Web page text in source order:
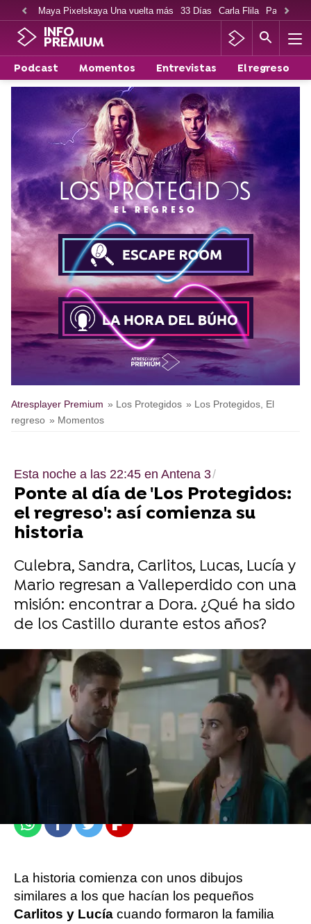
Maya Pixelskaya Una vuelta más 33 Días Carla Flila Paco
INFO
PREMIUM
Podcast Momentos Entrevistas El regreso
Atresplayer Premium » Los Protegidos » Los Protegidos, El
regreso » Momentos
Esta noche a las 22:45 en Antena 3
Ponte al día de 'Los Protegidos:
el regreso': así comienza su
historia
Culebra, Sandra, Carlitos, Lucas, Lucía y
Mario regresan a Valleperdido con una
misión: encontrar a Dora. ¿Qué ha sido
de los Castillo durante estos años?
atresplayer
Madrid
08 de diciembre de 2021, 10:30
WhatsappFacebook
TwitterFlipboard
La historia comienza con unos dibujos
similares a los que hacían los pequeños
Carlitos y Lucía cuando formaron la familia